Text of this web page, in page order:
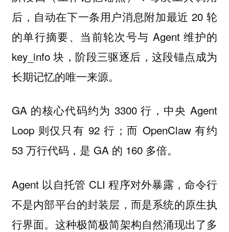
后，自动在下一条用户消息附加最近 20 轮
的单行摘要、当前轮次号与 Agent 维护的
key_info 块，阶段三驱逐后，这段锚点成为
长期记忆的唯一来源。
GA 的核心代码约为 3300 行，中央 Agent
Loop 则仅只有 92 行；而 OpenClaw 有约
53 万行代码，是 GA 的 160 多倍。
Agent 以自托管 CLI 程序对外暴露，命令行
不是内部平台的封装层，而是系统的原生执
行界面。这种极简极简架构自然涌现出了多